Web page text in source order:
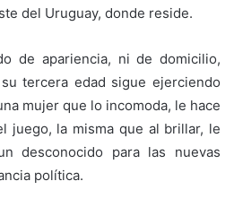
del Uruguay, donde reside.
de apariencia, ni de domicilio,
tercera edad sigue ejerciendo
mujer que lo incomoda, le hace
juego, la misma que al brillar, le
desconocido para las nuevas
política.